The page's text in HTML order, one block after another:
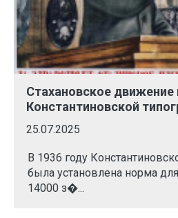
Стахановское движение
Константиновской
25.07.2025
В 1936 году
была установлена норма
14000 з�...